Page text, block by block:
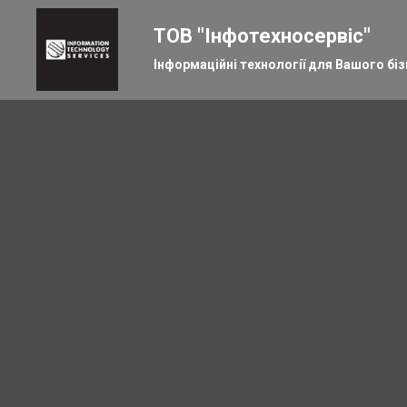
ТОВ "Інфотехносервіс"
Інформаційні технології для Вашого